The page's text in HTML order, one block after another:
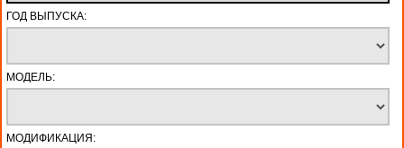
ГОД ВЫПУСКА:
МОДЕЛЬ:
МОДИФИКАЦИЯ: